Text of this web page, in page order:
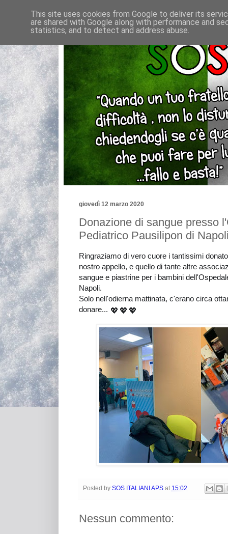
giovedì 12 marzo 2020
Donazione di sangue presso
Pediatrico Pausilipon di
Ringraziamo di vero cuore i tantissimi
nostro appello, e quello di tante altre
sangue e piastrine per i bambini
Napoli.
Solo nell'odierna mattinata, c'erano circa
donare... 💖 💖 💖
Posted by SOS ITALIANI APS at 15:02
Nessun commento:
This site uses cookies from Google to deliver its
are shared with Google along with performance and
statistics, and to detect and address abuse.